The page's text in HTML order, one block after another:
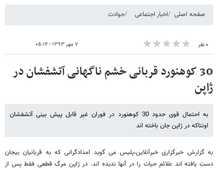
صفحه اصلی اخبار اجتماعی حوادث
۰ نفر ۷ مهر ۱۳۹۳ - ۰۵:۱۴
30 کوهنورد قربانی خشم ناگهانی آتشفشان در
ژاپن
به احتمال قوی حدود 30 کوهنورد در فوران غیر قابل پیش بینی آتشفشان
اونتاکه در ژاپن جان باخته اند
به گزارش خبرگزاری خبرآنلاین،پلیس می گوید امدادگرانی که به قربانیان بیجان
دست یافته اند علائم حیات را در آنها ندیده اند. در ژاپن مرگ قطعی فقط پس از